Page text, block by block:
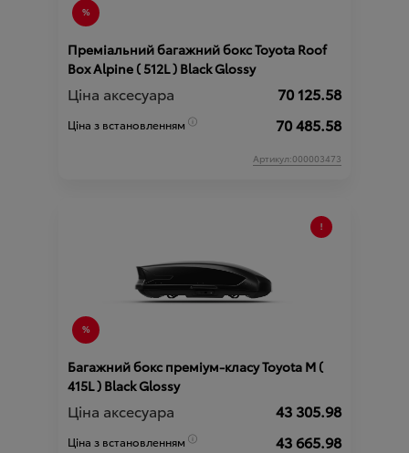
Преміальний багажний бокс Toyota Roof
Box Alpine ( 512L ) Black Glossy
Ціна аксесуара 70 125.58
Ціна з встановленням 70 485.58
Артикул:000003473
Багажний бокс преміум-класу Toyota М (
415L ) Black Glossy
Ціна аксесуара 43 305.98
Ціна з встановленням 43 665.98